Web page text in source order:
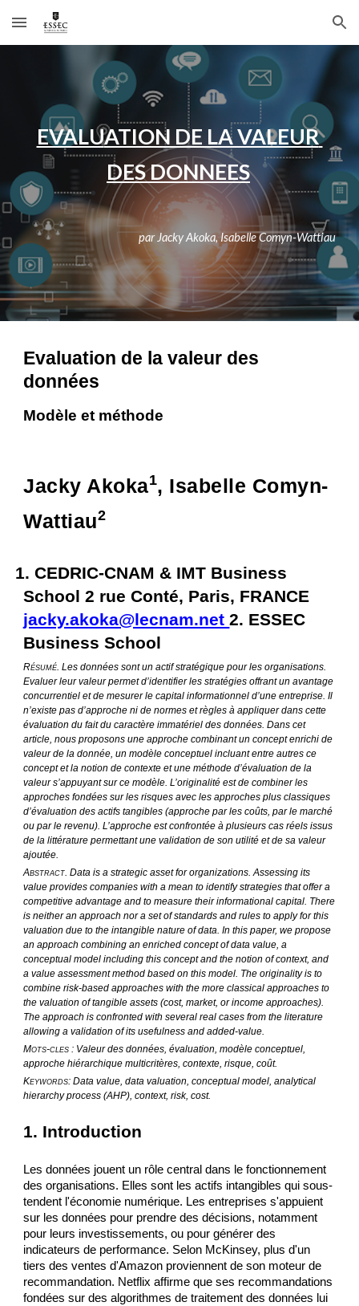
Skip to main content Skip to navigation
EVALUATION DE LA VALEUR
DES DONNEES
par Jacky Akoka, Isabelle Comyn-Wattiau
Evaluation de la valeur des
données
Modèle et méthode
Jacky Akoka1, Isabelle Comyn-
Wattiau2
1. CEDRIC-CNAM & IMT Business
jacky.akoka@lecnam.net 2. ESSEC
Business School
RÉSUMÉ. Les données sont un actif stratégique pour les organisations.
Evaluer leur valeur permet d’identifier les stratégies offrant un avantage
concurrentiel et de mesurer le capital informationnel d’une entreprise. Il
n’existe pas d’approche ni de normes et règles à appliquer dans cette
évaluation du fait du caractère immatériel des données. Dans cet
article, nous proposons une approche combinant un concept enrichi de
valeur de la donnée, un modèle conceptuel incluant entre autres ce
concept et la notion de contexte et une méthode d’évaluation de la
valeur s’appuyant sur ce modèle. L’originalité est de combiner les
approches fondées sur les risques avec les approches plus classiques
d’évaluation des actifs tangibles (approche par les coûts, par le marché
ou par le revenu). L’approche est confrontée à plusieurs cas réels issus
de la littérature permettant une validation de son utilité et de sa valeur
ajoutée.
ABSTRACT. Data is a strategic asset for organizations. Assessing its
value provides companies with a mean to identify strategies that offer a
competitive advantage and to measure their informational capital. There
is neither an approach nor a set of standards and rules to apply for this
valuation due to the intangible nature of data. In this paper, we propose
an approach combining an enriched concept of data value, a
conceptual model including this concept and the notion of context, and
a value assessment method based on this model. The originality is to
combine risk-based approaches with the more classical approaches to
the valuation of tangible assets (cost, market, or income approaches).
The approach is confronted with several real cases from the literature
allowing a validation of its usefulness and added-value.
MOTS-CLES : Valeur des données, évaluation, modèle conceptuel,
approche hiérarchique multicritères, contexte, risque, coût.
KEYWORDS: Data value, data valuation, conceptual model, analytical
hierarchy process (AHP), context, risk, cost.
1. Introduction
Les données jouent un rôle central dans le fonctionnement
des organisations. Elles sont les actifs intangibles qui sous-
tendent l'économie numérique. Les entreprises s'appuient
sur les données pour prendre des décisions, notamment
pour leurs investissements, ou pour générer des
indicateurs de performance. Selon McKinsey, plus d'un
tiers des ventes d'Amazon proviennent de son moteur de
recommandation. Netflix affirme que ses recommandations
fondées sur des algorithmes de traitement des données lui